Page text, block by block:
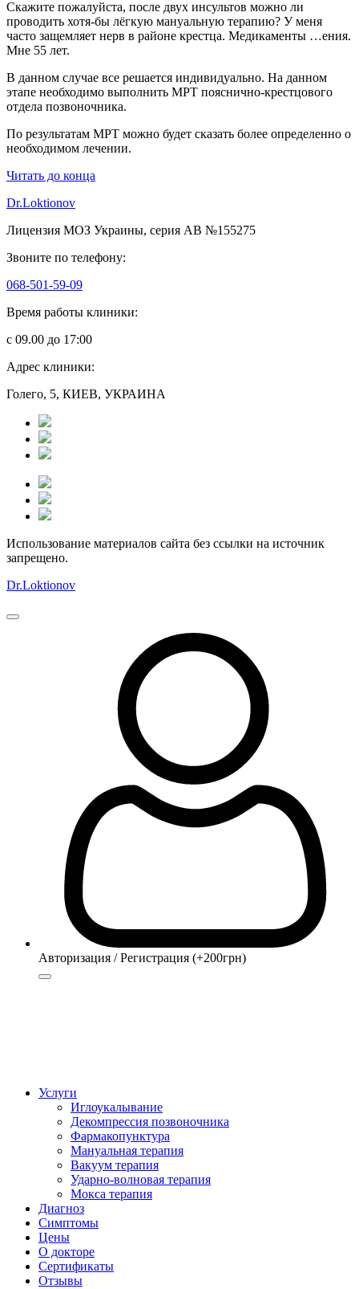
Скажите пожалуйста, после двух инсультов можно ли
проводить хотя-бы лёгкую мануальную терапию? У меня
часто защемляет нерв в районе крестца. Медикаменты …ения.
Мне 55 лет.
В данном случае все решается индивидуально. На данном
этапе необходимо выполнить МРТ пояснично-крестцового
отдела позвоночника.
По результатам МРТ можно будет сказать более определенно о
необходимом лечении.
Читать до конца
Dr.Loktionov
Лицензия МОЗ Украины, серия АВ №155275
Звоните по телефону:
068-501-59-09
Время работы клиники:
с 09.00 до 17:00
Адрес клиники:
Голего, 5, КИЕВ, УКРАИНА
Использование материалов сайта без ссылки на источник
запрещено.
Dr.Loktionov
Авторизация / Регистрация (+200грн)
Услуги
Иглоукалывание
Декомпрессия позвоночника
Фармакопунктура
Мануальная терапия
Вакуум терапия
Ударно-волновая терапия
Мокса терапия
Диагноз
Симптомы
Цены
О докторе
Сертификаты
Отзывы